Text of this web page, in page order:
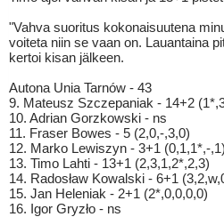
"Vahva suoritus kokonaisuutena
voiteta niin se vaan on. Lauantaina
kertoi kisan jälkeen.
Autona Unia Tarnów - 43
9. Mateusz Szczepaniak - 14+2
10. Adrian Gorzkowski - ns
11. Fraser Bowes - 5 (2,0,-,3,0)
12. Marko Lewiszyn - 3+1 (0,1,1*,-,1)
13. Timo Lahti - 13+1 (2,3,1,2*,2,3)
14. Radosław Kowalski - 6+1
15. Jan Heleniak - 2+1 (2*,0,0,0,0)
16. Igor Gryzło - ns